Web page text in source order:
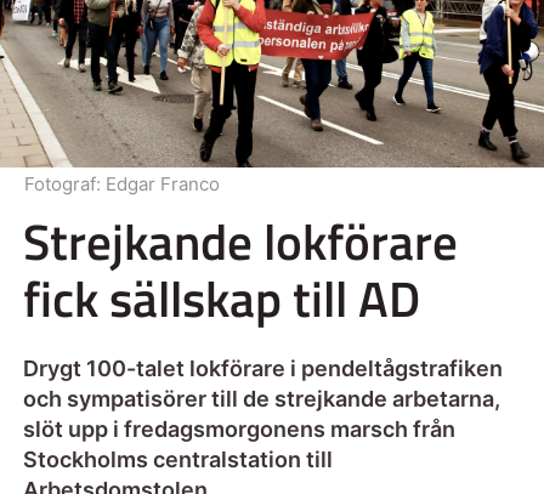
Strejkande lokförare
fick sällskap till AD
Drygt 100-talet lokförare i pendeltågstrafiken
och sympatisörer till de strejkande arbetarna,
slöt upp i fredagsmorgonens marsch från
Stockholms centralstation till
Fotograf: Edgar Franco